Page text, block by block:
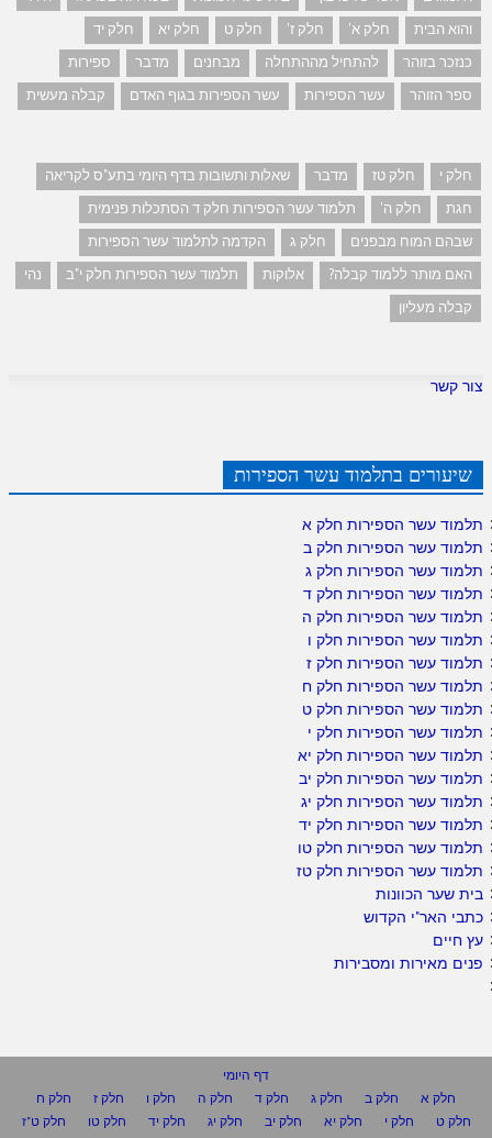
והוא הבית
חלק א' חלק ז' חלק ט חלק יא
חלק יד
כנזכר בזוהר
להתחיל מההתחלה מבחנים מדבר
ספירות
ספר הזוהר
עשר הספירות עשר הספירות בגוף האדם קבלה מעשית
חלק י חלק טז מדבר
שאלות ותשובות בדף היומי בתע"ס לקריאה
חגת
חלק ה'
תלמוד עשר הספירות חלק ד הסתכלות פנימית
שבהם המוח מבפנים
חלק ג
הקדמה לתלמוד עשר הספירות
האם מותר ללמוד קבלה?
אלוקות תלמוד עשר הספירות חלק י"ב
נהי
קבלה מעליון
צור קשר
שיעורים בתלמוד עשר הספירות
תלמוד עשר הספירות חלק א
תלמוד עשר הספירות חלק ב
תלמוד עשר הספירות חלק ג
תלמוד עשר הספירות חלק ד
תלמוד עשר הספירות חלק ה
תלמוד עשר הספירות חלק ו
תלמוד עשר הספירות חלק ז
תלמוד עשר הספירות חלק ח
תלמוד עשר הספירות חלק ט
תלמוד עשר הספירות חלק י
תלמוד עשר הספירות חלק יא
תלמוד עשר הספירות חלק יב
תלמוד עשר הספירות חלק יג
תלמוד עשר הספירות חלק יד
תלמוד עשר הספירות חלק טו
תלמוד עשר הספירות חלק טז
בית שער הכוונות
כתבי האר"י הקדוש
עץ חיים
פנים מאירות ומסבירות
דף היומי
חלק א
חלק ב חלק ג חלק ד חלק ה חלק ו חלק ז
חלק ח
חלק ט
חלק י חלק יא חלק יב חלק יג חלק יד חלק טו
חלק ט"ז